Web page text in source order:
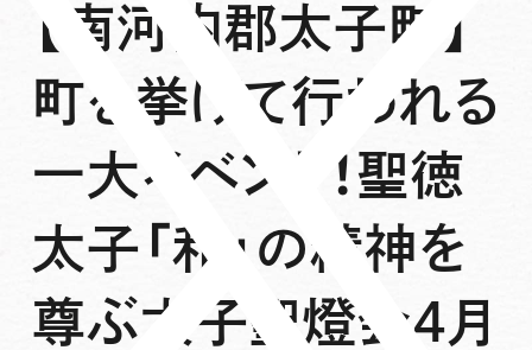
【南河内郡太子町】
町を挙げて行われる
一大イベント！聖徳
太子「和」の精神を
尊ぶ太子聖燈会4月